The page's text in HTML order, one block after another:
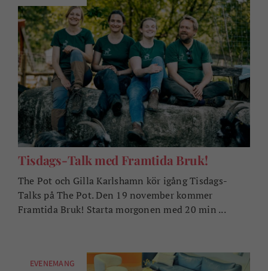
Tisdags-Talk med Framtida Bruk!
The Pot och Gilla Karlshamn kör igång Tisdags-
Talks på The Pot. Den 19 november kommer
Framtida Bruk! Starta morgonen med 20 min ...
EVENEMANG